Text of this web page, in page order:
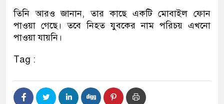
তিনি আরও জানান, তার কাছে একটি মোবাইল ফোন
পাওয়া গেছে। তবে নিহত যুবকের নাম পরিচয় এখনো
পাওয়া যায়নি।
Tag :